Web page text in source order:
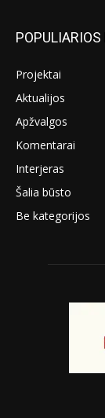
Projektai
Aktualijos
Apžvalgos
Komentarai
Interjeras
Šalia būsto
Be kategorijos